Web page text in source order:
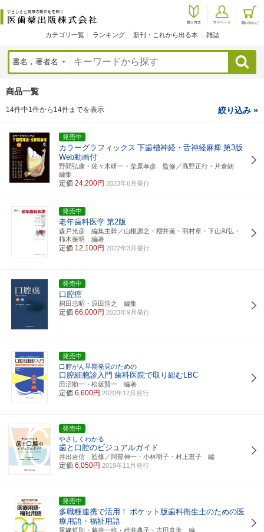
カテゴリ一覧 ランキング 新刊・これから出る本 雑誌
検索
商品一覧
14件中1件から14件までを表示 絞り込み »
発売中
カラーグラフィックス 下歯槽神経・舌神経麻痺 第3版
Web動画付
野間弘康・佐々木研一・柴原孝彦 監修／髙野正行・片倉朗
編集
定価 24,200円 2023年6月発行
発売中
老年歯科医学 第2版
森戸光彦 編集主幹／山根源之・櫻井薫・羽村章・下山和弘・
柿木保明 編著
定価 12,100円 2022年3月発行
発売中
口腔癌
桐田忠昭・原田浩之 編集
定価 66,000円 2023年9月発行
発売中
口腔がん早期発見のための
口腔細胞診入門 歯科医院で取り組むLBC
田沼順一・松坂賢一 編著
定価 6,600円 2020年12月発行
発売中
やさしくわかる
歯と口腔のビジュアルガイド
井出吉信 監修／阿部伸一・小林明子・村上恵子 編
定価 6,050円 2019年11月発行
発売中
多職種連携で活用！ ポケット版歯科衛生士のための医
療用語・福祉用語
尾﨑哲則・藤井一維・武井典子・吉田直美 編